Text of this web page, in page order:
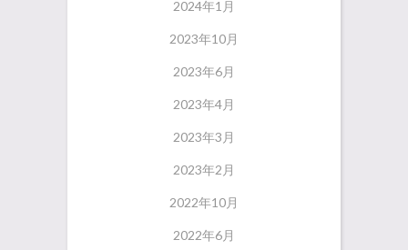
2024年1月
2023年10月
2023年6月
2023年4月
2023年3月
2023年2月
2022年10月
2022年6月